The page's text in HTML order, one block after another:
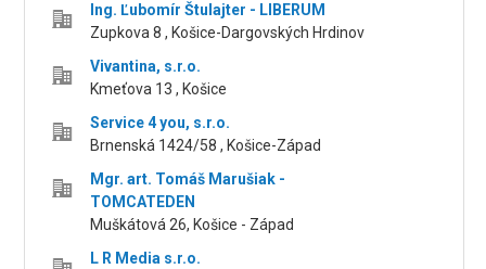
Ing. Ľubomír Štulajter - LIBERUM
Zupkova 8 , Košice-Dargovských Hrdinov
Vivantina, s.r.o.
Kmeťova 13 , Košice
Service 4 you, s.r.o.
Brnenská 1424/58 , Košice-Západ
Mgr. art. Tomáš Marušiak -
TOMCATEDEN
Muškátová 26, Košice - Západ
L R Media s.r.o.